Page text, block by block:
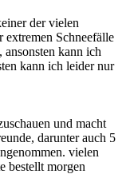
der vielen
extremen Schneefälle
kann ich
kann ich leider nur
und macht
darunter auch 5
vielen
bestellt morgen